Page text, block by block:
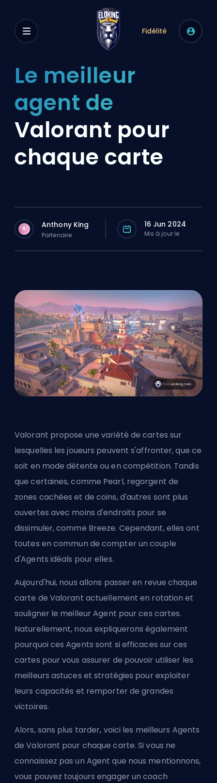
Fidélité
Le meilleur
agent de
Valorant pour
chaque carte
A Anthony King
Partenaire
16 Jun 2024
Mis à jour le
Valorant propose une variété de cartes sur
lesquelles les joueurs peuvent s'affronter, que ce
soit en mode détente ou en compétition. Tandis
que certaines, comme Pearl, regorgent de
zones cachées et de coins, d'autres sont plus
ouvertes avec moins d'endroits pour se
dissimuler, comme Breeze. Cependant, elles ont
toutes en commun de compter un couple
d'Agents idéals pour elles.
Aujourd'hui, nous allons passer en revue chaque
carte de Valorant actuellement en rotation et
souligner le meilleur Agent pour ces cartes.
Naturellement, nous expliquerons également
pourquoi ces Agents sont si efficaces sur ces
cartes pour vous assurer de pouvoir utiliser les
meilleurs astuces et stratégies pour exploiter
leurs capacités et remporter de grandes
victoires.
Alors, sans plus tarder, voici les meilleurs Agents
de Valorant pour chaque carte. Si vous ne
connaissez pas un Agent que nous mentionnons,
vous pouvez toujoursengager un coach